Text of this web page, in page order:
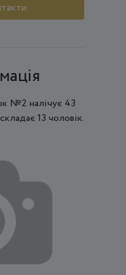
№2 налічує 43
13 чоловік.